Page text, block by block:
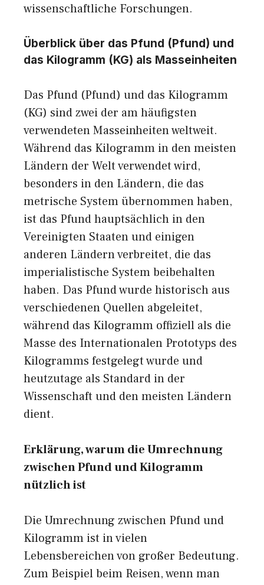
wissenschaftliche Forschungen.
Überblick über das Pfund (Pfund) und
das Kilogramm (KG) als Masseinheiten
Das Pfund (Pfund) und das Kilogramm
(KG) sind zwei der am häufigsten
verwendeten Masseinheiten weltweit.
Während das Kilogramm in den meisten
Ländern der Welt verwendet wird,
besonders in den Ländern, die das
metrische System übernommen haben,
ist das Pfund hauptsächlich in den
Vereinigten Staaten und einigen
anderen Ländern verbreitet, die das
imperialistische System beibehalten
haben. Das Pfund wurde historisch aus
verschiedenen Quellen abgeleitet,
während das Kilogramm offiziell als die
Masse des Internationalen Prototyps des
Kilogramms festgelegt wurde und
heutzutage als Standard in der
Wissenschaft und den meisten Ländern
dient.
Erklärung, warum die Umrechnung
zwischen Pfund und Kilogramm
nützlich ist
Die Umrechnung zwischen Pfund und
Kilogramm ist in vielen
Lebensbereichen von großer Bedeutung.
Zum Beispiel beim Reisen, wenn man